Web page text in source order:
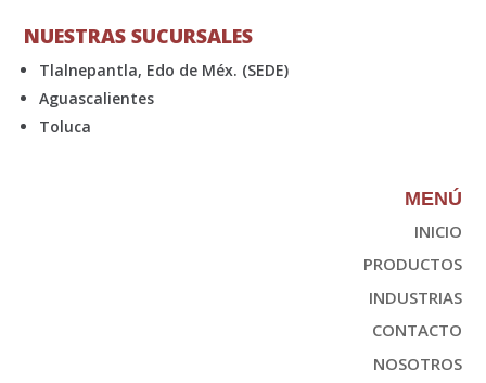
NUESTRAS SUCURSALES
Tlalnepantla, Edo de Méx. (SEDE)
Aguascalientes
Toluca
MENÚ
INICIO
PRODUCTOS
INDUSTRIAS
CONTACTO
NOSOTROS